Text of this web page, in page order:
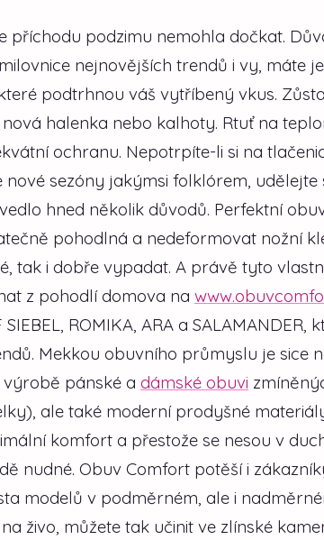
příchodu podzimu nemohla dočkat.
nejnovějších trendů i vy, máte
podtrhnou váš vytříbený vkus.
halenka nebo kalhoty. Rtuť na
ochranu. Nepotrpíte-li si na
nové sezóny jakýmsi folklórem,
hned několik důvodů. Perfektní
pohodlná a nedeformovat nožní
tak i dobře vypadat. A právě tyto
z pohodlí domova na
SIEBEL, ROMIKA, ARA a
Mekkou obuvního průmyslu je sice
výrobě pánské a dámské obuvi
ale také moderní prodyšné
komfort a přestože se nesou v
nudné. Obuv Comfort potěší i
modelů v podměrném, ale i
živo, můžete tak učinit ve zlínské